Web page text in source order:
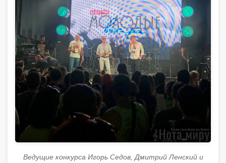
Ведущие конкурса Игорь Седов, Дмитрий Ленский и